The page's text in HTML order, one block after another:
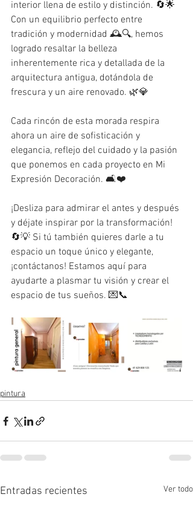
interior llena de estilo y distinción. 🔄🌟
Con un equilibrio perfecto entre
tradición y modernidad 🕰️🔍, hemos
logrado resaltar la belleza
inherentemente rica y detallada de la
arquitectura antigua, dotándola de
frescura y un aire renovado. 🌿💎
Cada rincón de esta morada respira
ahora un aire de sofisticación y
elegancia, reflejo del cuidado y la pasión
que ponemos en cada proyecto en Mi
Expresión Decoración. 🛋️❤️
¡Desliza para admirar el antes y después
y déjate inspirar por la transformación!
🔄💡 Si tú también quieres darle a tu
espacio un toque único y elegante,
¡contáctanos! Estamos aquí para
ayudarte a plasmar tu visión y crear el
espacio de tus sueños. 💌📞
pintura
Entradas recientes Ver todo